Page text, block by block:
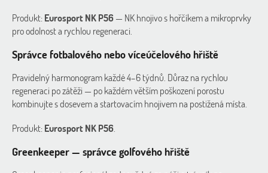
Produkt:Eurosport NK P56— NK hnojivo s hořčíkem a mikroprvky
pro odolnost a rychlou regeneraci.
Správce fotbalového nebo víceúčelového hřiště
Pravidelný harmonogram každé 4–6 týdnů. Důraz na rychlou
regeneraci po zátěži — po každém větším poškození porostu
kombinujte s dosevem a startovacím hnojivem na postižená místa.
Produkt:Eurosport NK P56
Greenkeeper — správce golfového hřiště